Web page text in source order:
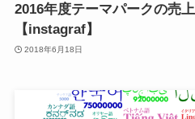
2016年度テーマパークの売
【instagraf】
2018年6月18日